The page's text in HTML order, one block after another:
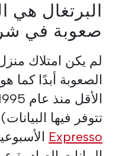
البرتغال هي
صعوبة في
لم يكن امتلاك
الصعوبة أبدًا كما
تتوفر فيها
Expresso